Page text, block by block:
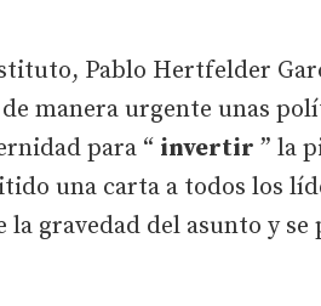
Pablo Hertfelder
manera urgente unas
para “ invertir ” la
una carta a todos los
la gravedad del asunto y se